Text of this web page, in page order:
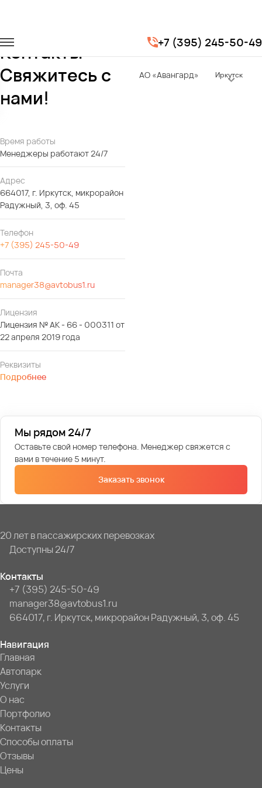
+7 (395) 245-50-49
Контакты -
Свяжитесь с
нами!
АО «Авангард» Иркутск
Время работы
Менеджеры работают 24/7
Адрес
664017, г. Иркутск, микрорайон
Радужный, 3, оф. 45
Телефон
+7 (395) 245-50-49
Почта
manager38@avtobus1.ru
Лицензия
Лицензия № АК - 66 - 000311 от
22 апреля 2019 года
Реквизиты
Подробнее
Мы рядом 24/7
Оставьте свой номер телефона. Менеджер свяжется с
вами в течение 5 минут.
Заказать звонок
20 лет в пассажирских перевозках
Доступны 24/7
Контакты
+7 (395) 245-50-49
manager38@avtobus1.ru
664017, г. Иркутск, микрорайон Радужный, 3, оф. 45
Навигация
Главная
Автопарк
Услуги
О нас
Портфолио
Контакты
Способы оплаты
Отзывы
Цены